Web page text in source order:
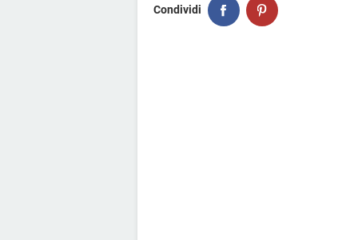
Condividi